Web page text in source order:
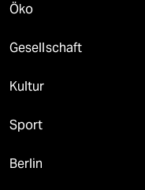
Öko
Gesellschaft
Kultur
Sport
Berlin